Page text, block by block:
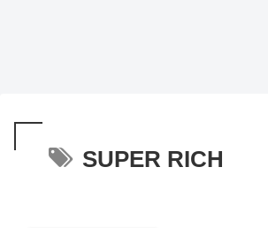
SUPER RICH